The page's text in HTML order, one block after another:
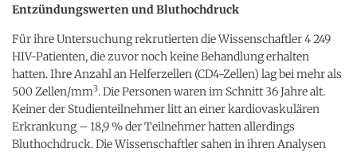
Entzündungswerten und Bluthochdruck
Für ihre Untersuchung rekrutierten die Wissenschaftler 4 249
HIV-Patienten, die zuvor noch keine Behandlung erhalten
hatten. Ihre Anzahl an Helferzellen (CD4-Zellen) lag bei mehr als
500 Zellen/mm3. Die Personen waren im Schnitt 36 Jahre alt.
Keiner der Studienteilnehmer litt an einer kardiovaskulären
Erkrankung – 18,9 % der Teilnehmer hatten allerdings
Bluthochdruck. Die Wissenschaftler sahen in ihren Analysen